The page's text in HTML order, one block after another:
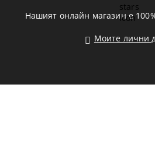
Нашият онлайн магазин е
Моите лични